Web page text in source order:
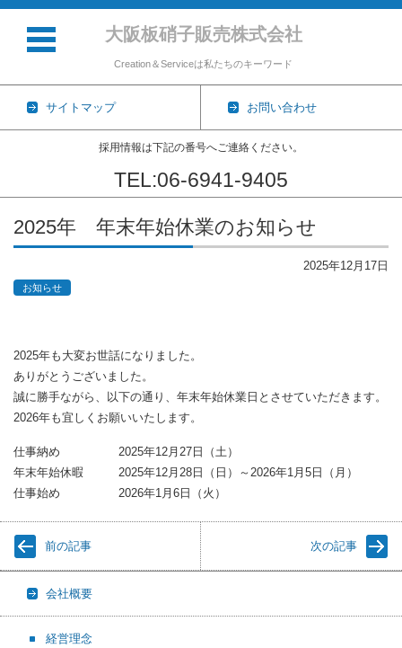
大阪板硝子販売株式会社
Creation＆Serviceは私たちのキーワード
サイトマップ お問い合わせ
採用情報は下記の番号へご連絡ください。
TEL:06-6941-9405
コンテンツに移動
2025年 年末年始休業のお知らせ
2025年12月17日
お知らせ
2025年も大変お世話になりました。
ありがとうございました。
誠に勝手ながら、以下の通り、年末年始休業日とさせていただきます。
2026年も宜しくお願いいたします。
仕事納め 2025年12月27日（土）
年末年始休暇 2025年12月28日（日）～2026年1月5日（月）
仕事始め 2026年1月6日（火）
前の記事 次の記事
会社概要
経営理念